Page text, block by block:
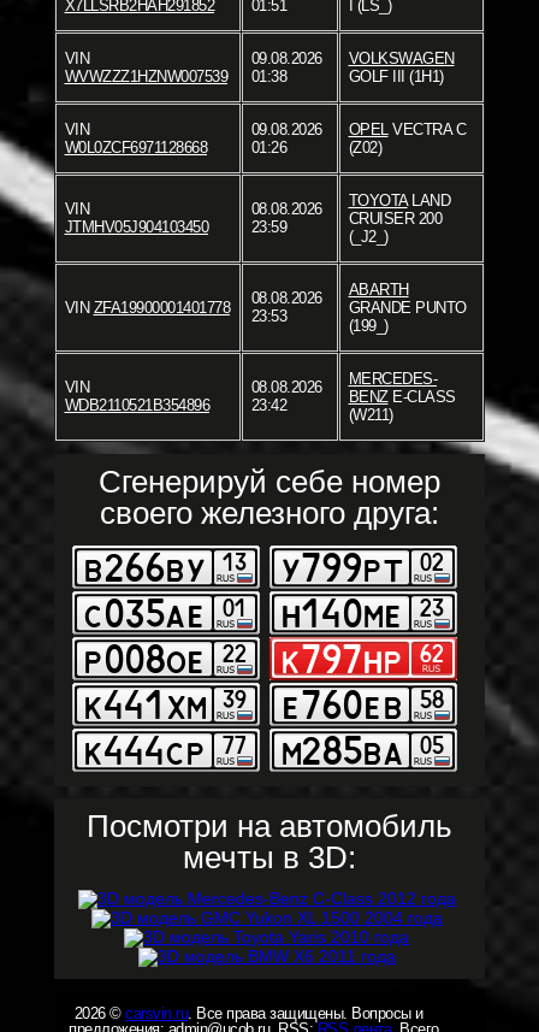
X7LLSRB2HAH291852
01:51
I (LS_)
VIN
WVWZZZ1HZNW007539
09.08.2026
01:38
VOLKSWAGEN
GOLF III (1H1)
VIN
W0L0ZCF6971128668
09.08.2026
01:26
OPEL
VECTRA C
(Z02)
VIN
JTMHV05J904103450
08.08.2026
23:59
TOYOTALAND
CRUISER 200
(_J2_)
VIN ZFA19900001401778
08.08.2026
23:53
ABARTH
GRANDE PUNTO
(199_)
VIN
WDB2110521B354896
08.08.2026
23:42
MERCEDES-
BENZE-CLASS
(W211)
Сгенерируй себе номер
своего железного друга:
Посмотри на автомобиль
мечты в 3D:
2026 © carsvin.ru. Все права защищены. Вопросы и